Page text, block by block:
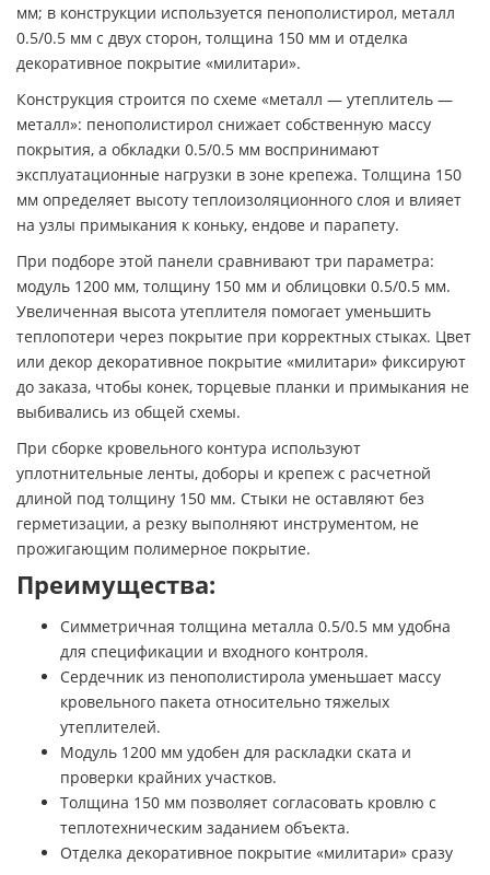
мм; в конструкции используется пенополистирол, металл
0.5/0.5 мм с двух сторон, толщина 150 мм и отделка
декоративное покрытие «милитари».
Конструкция строится по схеме «металл — утеплитель —
металл»: пенополистирол снижает собственную массу
покрытия, а обкладки 0.5/0.5 мм воспринимают
эксплуатационные нагрузки в зоне крепежа. Толщина 150
мм определяет высоту теплоизоляционного слоя и влияет
на узлы примыкания к коньку, ендове и парапету.
При подборе этой панели сравнивают три параметра:
модуль 1200 мм, толщину 150 мм и облицовки 0.5/0.5 мм.
Увеличенная высота утеплителя помогает уменьшить
теплопотери через покрытие при корректных стыках. Цвет
или декор декоративное покрытие «милитари» фиксируют
до заказа, чтобы конек, торцевые планки и примыкания не
выбивались из общей схемы.
При сборке кровельного контура используют
уплотнительные ленты, доборы и крепеж с расчетной
длиной под толщину 150 мм. Стыки не оставляют без
герметизации, а резку выполняют инструментом, не
прожигающим полимерное покрытие.
Преимущества:
Симметричная толщина металла 0.5/0.5 мм удобна
для спецификации и входного контроля.
Сердечник из пенополистирола уменьшает массу
кровельного пакета относительно тяжелых
утеплителей.
Модуль 1200 мм удобен для раскладки ската и
проверки крайних участков.
Толщина 150 мм позволяет согласовать кровлю с
теплотехническим заданием объекта.
Отделка декоративное покрытие «милитари» сразу